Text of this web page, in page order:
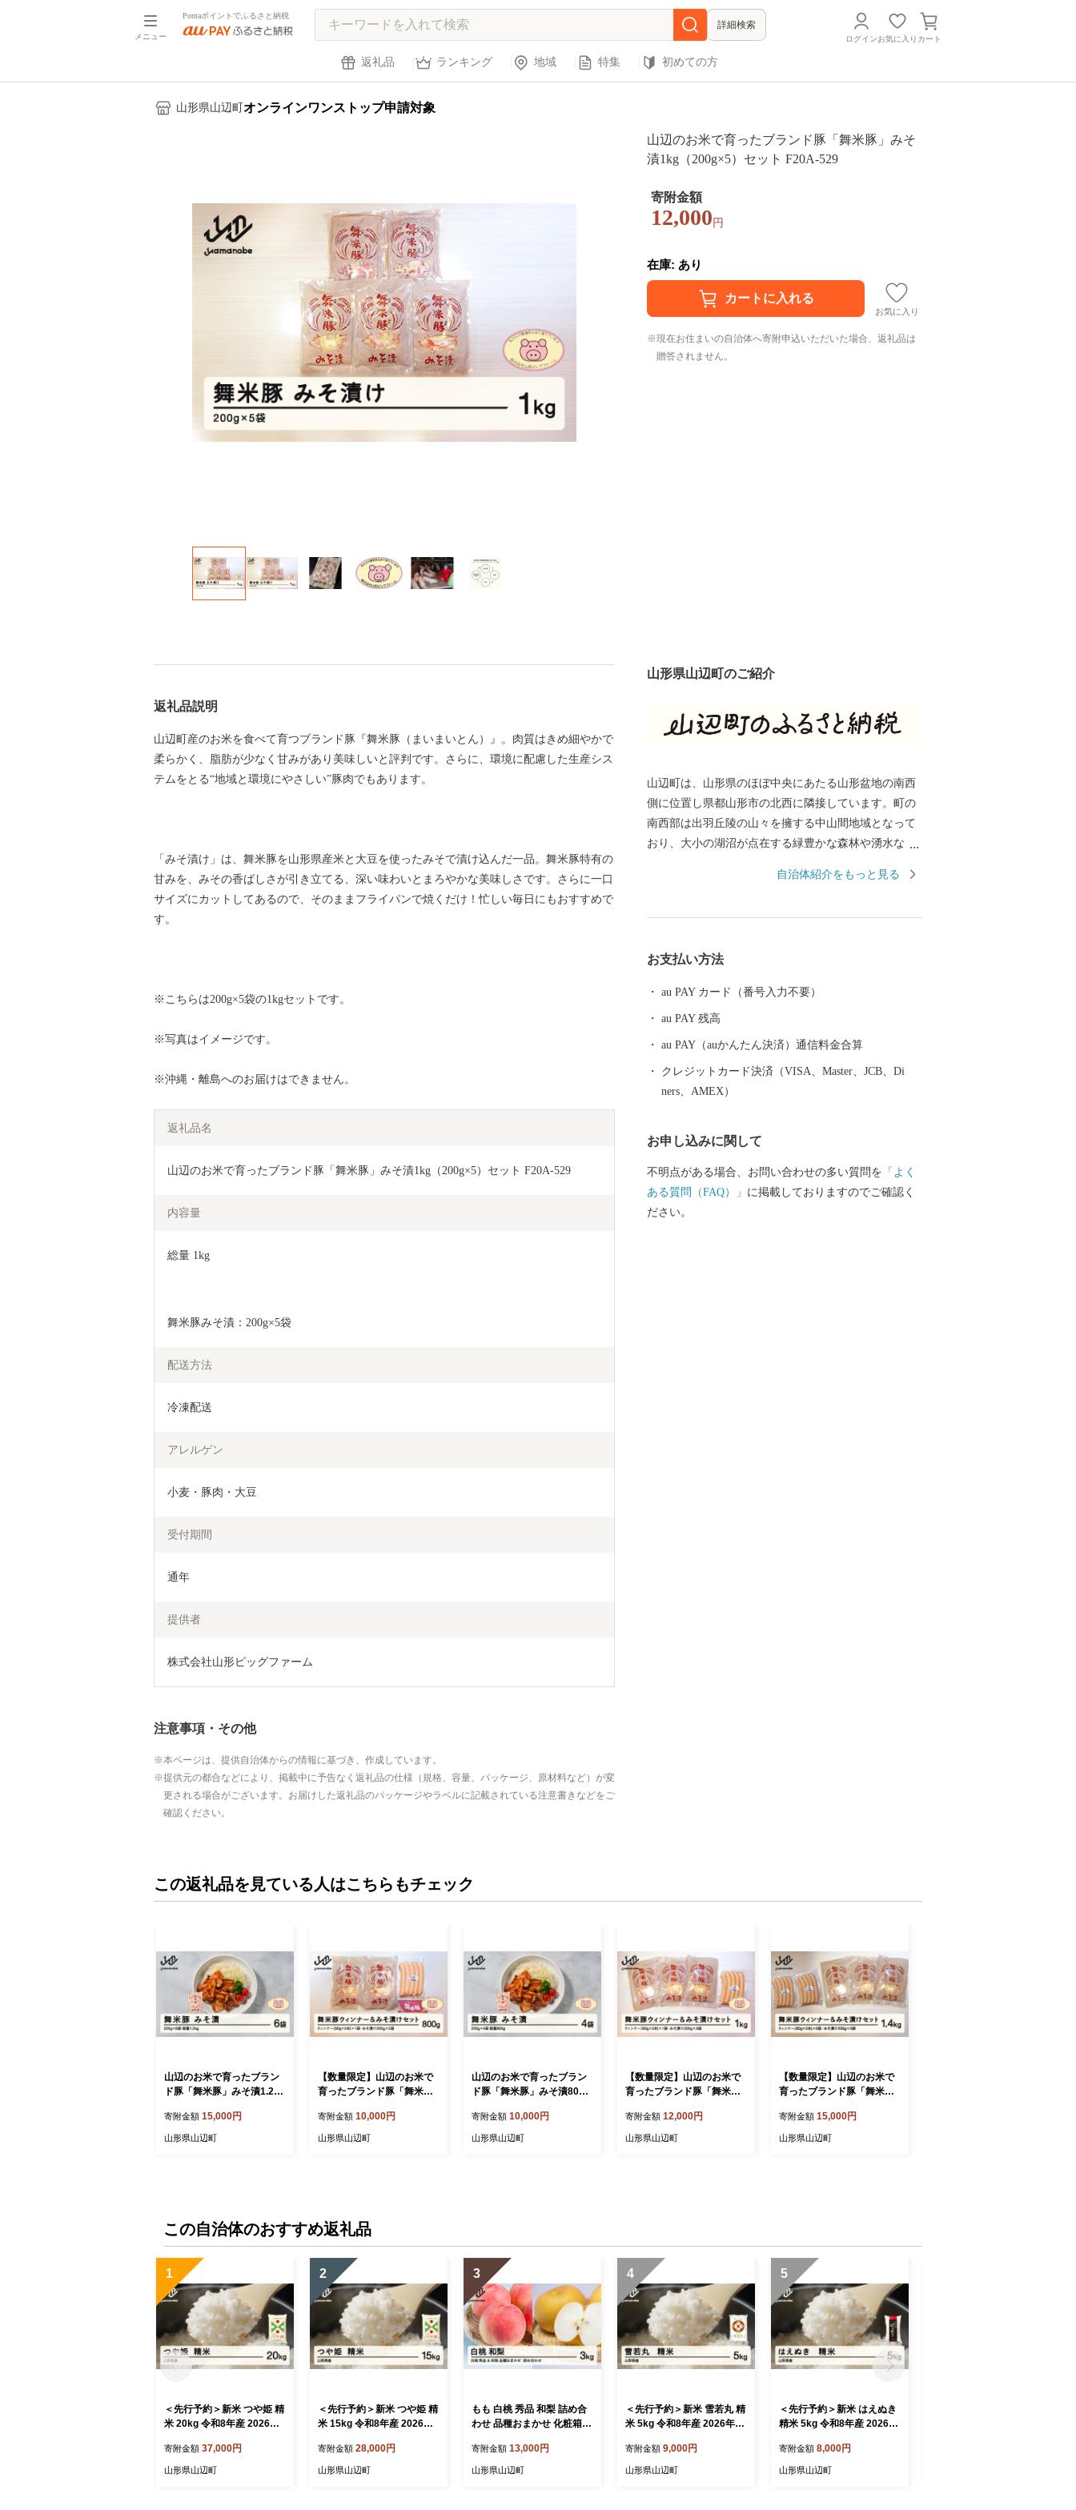
メニュー
Pontaポイントでふるさと納税
詳細検索
ログインお気に入り カート
返礼品 ランキング 地域 特集 初めての方
山形県山辺町 オンラインワンストップ申請対象
山辺のお米で育ったブランド豚「舞米豚」みそ
漬1kg（200g×5）セット F20A-529
寄附金額
12,000 円
在庫: あり
お気に入り
現在お住まいの自治体へ寄附申込いただいた場合、返礼品は
贈答されません。
返礼品説明
山辺町産のお米を食べて育つブランド豚『舞米豚（まいまいとん）』。肉質はきめ細やかで
柔らかく、脂肪が少なく甘みがあり美味しいと評判です。さらに、環境に配慮した生産シス
テムをとる“地域と環境にやさしい”豚肉でもあります。
「みそ漬け」は、舞米豚を山形県産米と大豆を使ったみそで漬け込んだ一品。舞米豚特有の
甘みを、みその香ばしさが引き立てる、深い味わいとまろやかな美味しさです。さらに一口
サイズにカットしてあるので、そのままフライパンで焼くだけ！忙しい毎日にもおすすめで
す。
※こちらは200g×5袋の1kgセットです。
※写真はイメージです。
※沖縄・離島へのお届けはできません。
返礼品名
山辺のお米で育ったブランド豚「舞米豚」みそ漬1kg（200g×5）セット F20A-529
内容量
総量 1kg
舞米豚みそ漬：200g×5袋
配送方法
冷凍配送
アレルゲン
小麦・豚肉・大豆
受付期間
通年
提供者
株式会社山形ピッグファーム
注意事項・その他
本ページは、提供自治体からの情報に基づき、作成しています。
提供元の都合などにより、掲載中に予告なく返礼品の仕様（規格、容量、パッケージ、原材料など）が変
更される場合がございます。お届けした返礼品のパッケージやラベルに記載されている注意書きなどをご
確認ください。
山形県山辺町のご紹介
山辺町は、⼭形県のほぼ中央にあたる⼭形盆地の南⻄
側に位置し県都⼭形市の北⻄に隣接しています。町の
南⻄部は出⽻丘陵の⼭々を擁する中⼭間地域となって
おり、⼤小の湖沼が点在する緑豊かな森林や湧⽔など
は市街地を形成し、南北に流れる須川に向かってなだ
自治体紹介をもっと見る
お支払い方法
au PAY カード（番号入力不要）
au PAY 残高
au PAY（auかんたん決済）通信料金合算
クレジットカード決済（VISA、Master、JCB、Di
ners、AMEX）
お申し込みに関して
不明点がある場合、お問い合わせの多い質問を 「よく
ある質問（FAQ）」 に掲載しておりますのでご確認く
ださい。
この返礼品を見ている人はこちらもチェック
山辺のお米で育ったブラン
ド豚「舞米豚」みそ漬1.2kg
04
寄附金額 15,000円
山形県山辺町
【数量限定】山辺のお米で
育ったブランド豚「舞米
セット 800g F20A-200
寄附金額 10,000円
山形県山辺町
山辺のお米で育ったブラン
ド豚「舞米豚」みそ漬800g
03
寄附金額 10,000円
山形県山辺町
【数量限定】山辺のお米で
育ったブランド豚「舞米
セット 1kg F20A-201
寄附金額 12,000円
山形県山辺町
【数量限定】山辺のお米で
育ったブランド豚「舞米
セット 1.4kg F20A-202
寄附金額 15,000円
山形県山辺町
この自治体のおすすめ返礼品
1
＜先行予約＞新米 つや姫 精
米 20kg 令和8年産 2026年
月下旬頃に順次発送 tf-tssx
b20-10s
寄附金額 37,000円
山形県山辺町
2
＜先行予約＞新米 つや姫 精
米 15kg 令和8年産 2026年
月下旬頃に順次発送 tf-tssx
b15-11s
寄附金額 28,000円
山形県山辺町
3
もも 白桃 秀品 和梨 詰め合
わせ 品種おまかせ 化粧箱入
ート 2026年産 令和8年産 山
形県産 送料無料 ns-fshnx3
寄附金額 13,000円
山形県山辺町
4
＜先行予約＞新米 雪若丸 精
米 5kg 令和8年産 2026年産
旬に順次発送 tf-ywsxb5-10
f
寄附金額 9,000円
山形県山辺町
5
＜先行予約＞新米 はえぬき
精米 5kg 令和8年産 2026年
月中旬頃に順次発送 tf-hasx
b5-10f
寄附金額 8,000円
山形県山辺町